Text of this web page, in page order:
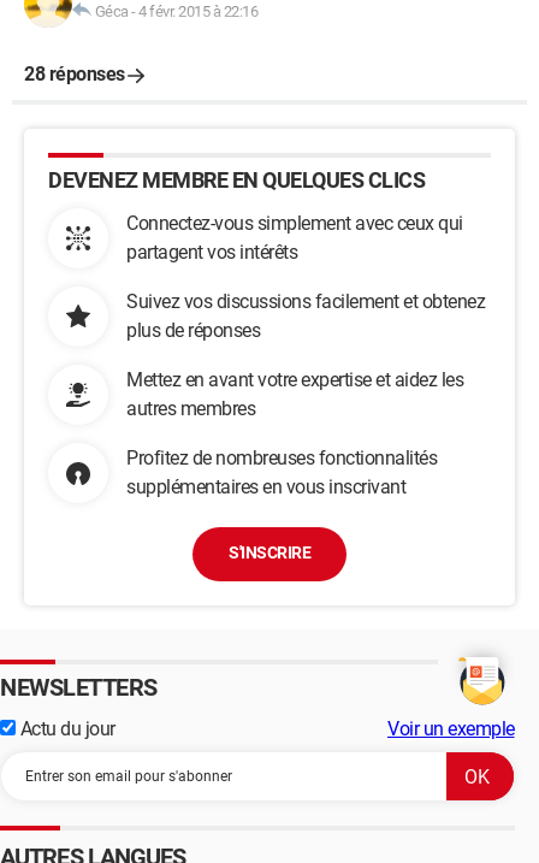
Géca -4 févr. 2015 à 22:16
28 réponses
DEVENEZ MEMBRE EN QUELQUES CLICS
Connectez-vous simplement avec ceux qui
partagent vos intérêts
Suivez vos discussions facilement et obtenez
plus de réponses
Mettez en avant votre expertise et aidez les
autres membres
Profitez de nombreuses fonctionnalités
supplémentaires en vous inscrivant
S'INSCRIRE
NEWSLETTERS
Actu du jour Voir un exemple
AUTRES LANGUES